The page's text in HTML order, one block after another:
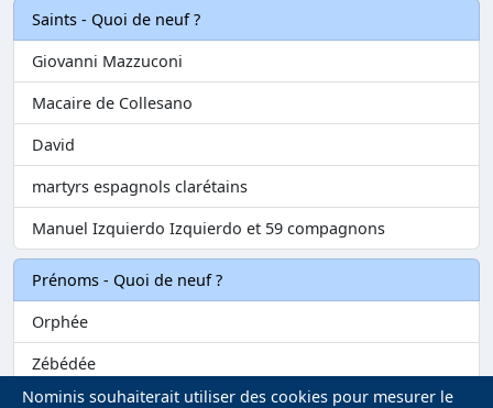
Saints - Quoi de neuf ?
Giovanni Mazzuconi
Macaire de Collesano
David
martyrs espagnols clarétains
Manuel Izquierdo Izquierdo et 59 compagnons
Prénoms - Quoi de neuf ?
Orphée
Zébédée
Nominis souhaiterait utiliser des cookies pour mesurer le